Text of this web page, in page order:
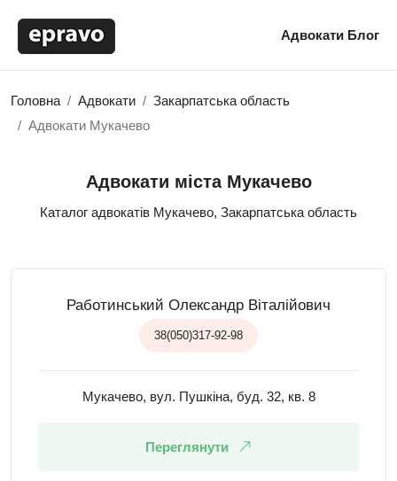
Адвокати Блог
Головна Адвокати
Закарпатська область
Адвокати Мукачево
Адвокати міста Мукачево
Каталог адвокатів Мукачево, Закарпатська область
Работинський Олександр Віталійович
38(050)317-92-98
Мукачево, вул. Пушкіна, буд. 32, кв. 8
Переглянути